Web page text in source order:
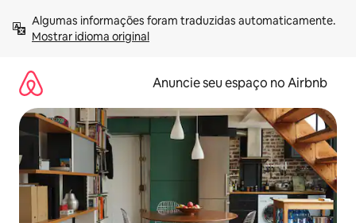
para
Mostrar idioma original
Anuncie seu espaço no Airbnb